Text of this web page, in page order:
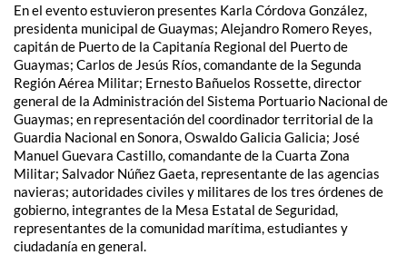
En el evento estuvieron presentes Karla Córdova González,
presidenta municipal de Guaymas; Alejandro Romero Reyes,
capitán de Puerto de la Capitanía Regional del Puerto de
Guaymas; Carlos de Jesús Ríos, comandante de la Segunda
Región Aérea Militar; Ernesto Bañuelos Rossette, director
general de la Administración del Sistema Portuario Nacional de
Guaymas; en representación del coordinador territorial de la
Guardia Nacional en Sonora, Oswaldo Galicia Galicia; José
Manuel Guevara Castillo, comandante de la Cuarta Zona
Militar; Salvador Núñez Gaeta, representante de las agencias
navieras; autoridades civiles y militares de los tres órdenes de
gobierno, integrantes de la Mesa Estatal de Seguridad,
representantes de la comunidad marítima, estudiantes y
ciudadanía en general.